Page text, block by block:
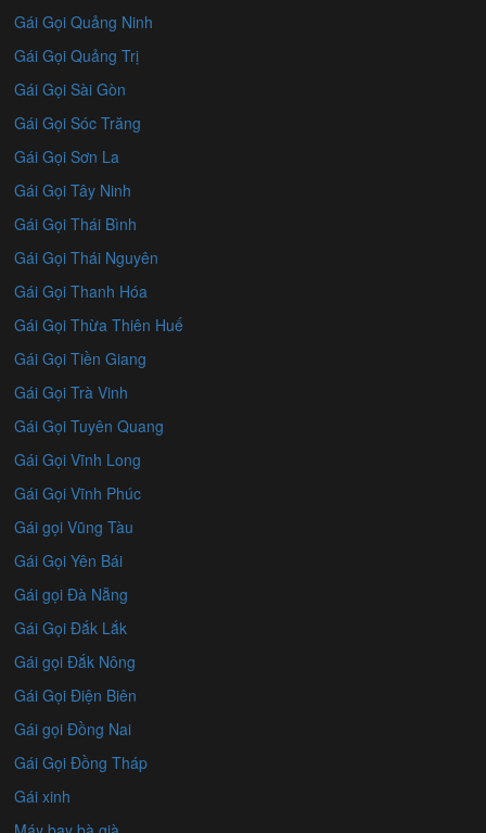
Gái Gọi Quảng Ninh
Gái Gọi Quảng Trị
Gái Gọi Sài Gòn
Gái Gọi Sóc Trăng
Gái Gọi Sơn La
Gái Gọi Tây Ninh
Gái Gọi Thái Bình
Gái Gọi Thái Nguyên
Gái Gọi Thanh Hóa
Gái Gọi Thừa Thiên Huế
Gái Gọi Tiền Giang
Gái Gọi Trà Vinh
Gái Gọi Tuyên Quang
Gái Gọi Vĩnh Long
Gái Gọi Vĩnh Phúc
Gái gọi Vũng Tàu
Gái Gọi Yên Bái
Gái gọi Đà Nẵng
Gái Gọi Đắk Lắk
Gái gọi Đắk Nông
Gái Gọi Điện Biên
Gái gọi Đồng Nai
Gái Gọi Đồng Tháp
Gái xinh